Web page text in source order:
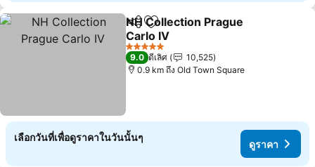
แชร์ เพิ่มในรายการโปรด
NH Collection Prague
Carlo IV
5 ดาว
9.0 ดีเลิศ
10,525
0.9 km ถึง Old Town Square
เลือกวันที่เพื่อดูราคาในวันนั้นๆ
ดูราคา